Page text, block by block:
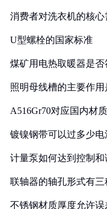
消费者对洗衣机的核
U型螺栓的国家标准
煤矿用电热取暖器是
照明母线槽的主要作用
A516Gr70对应国内材
镀镍钢带可以过多少电
计量泵如何达到控制
联轴器的轴孔形式有
不锈钢材质厚度允许误